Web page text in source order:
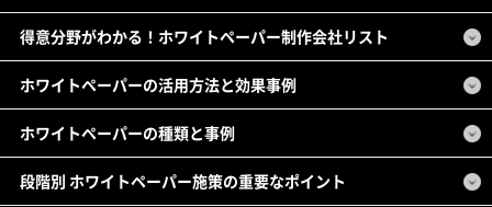
得意分野がわかる！ホワイトペーパー制作会社リスト
ホワイトペーパーの活用方法と効果事例
ホワイトペーパーの種類と事例
段階別 ホワイトペーパー施策の重要なポイント